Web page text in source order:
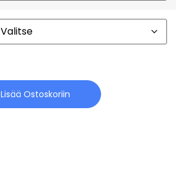
Lisää Ostoskoriin